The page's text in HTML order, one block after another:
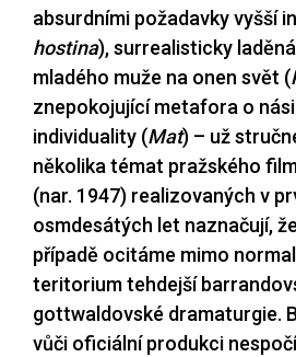
absurdními požadavky vyšší
hostina), surrealisticky
mladého muže na onen svět (
znepokojující metafora o
individuality (Mat) – už
několika témat pražského
(nar. 1947) realizovaných v
osmdesátých let naznačují,
případě ocitáme mimo
teritorium tehdejší
gottwaldovské dramaturgie.
vůči oficiální produkci